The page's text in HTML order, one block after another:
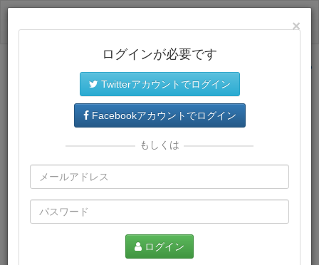
サイトトップに戻る
×
ログインが必要です
Twitterアカウントでログイン
Facebookアカウントでログイン
もしくは
ログイン